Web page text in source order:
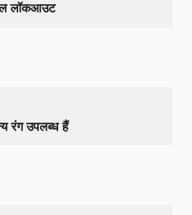
लॉकआउट
रंग उपलब्ध हैं